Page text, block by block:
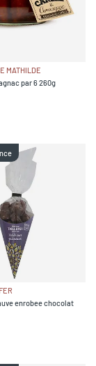
MATHILDE
par 6 260g
enrobee chocolat